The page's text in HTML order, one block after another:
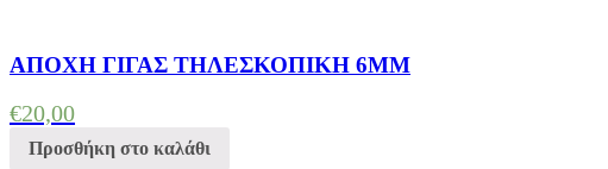
ΑΠΟΧΗ ΓΙΓΑΣ ΤΗΛΕΣΚΟΠΙΚΗ 6ΜΜ
€20,00
Προσθήκη στο καλάθι